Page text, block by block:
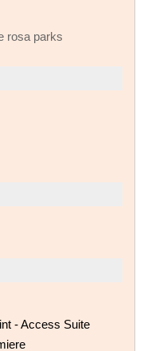
rosa parks
- Access Suite